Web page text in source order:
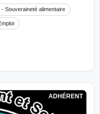
- Souveraineté alimentaire
ADHÉRENT